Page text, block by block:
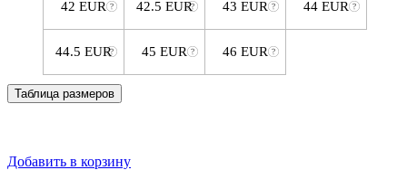
42 EUR 42.5 EUR 43 EUR 44 EUR
44.5 EUR 45 EUR 46 EUR
Таблица размеров
Добавить в корзину